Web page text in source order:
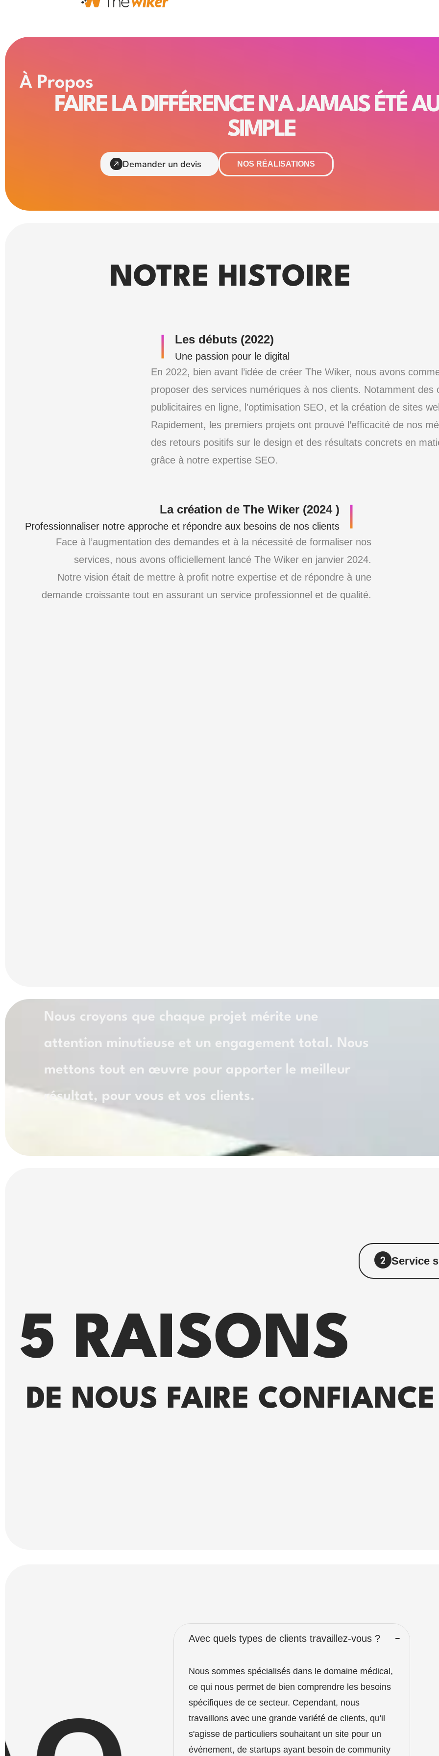
À Propos
FAIRE LA DIFFÉRENCE N'A JAMAIS ÉTÉ
SIMPLE
Demander un devis NOS RÉALISATIONS
NOTRE HISTOIRE
Les débuts (2022)
Une passion pour le digital
En 2022, bien avant l’idée de créer The Wiker, nous avons
proposer des services numériques à nos clients. Notamment des
publicitaires en ligne, l’optimisation SEO, et la création de sites
Rapidement, les premiers projets ont prouvé l’efficacité de nos
des retours positifs sur le design et des résultats concrets en
grâce à notre expertise SEO.
La création de The Wiker (2024 )
Professionnaliser notre approche et répondre aux besoins de nos clients
Face à l’augmentation des demandes et à la nécessité de formaliser nos
services, nous avons officiellement lancé The Wiker en janvier 2024.
Notre vision était de mettre à profit notre expertise et de répondre à une
demande croissante tout en assurant un service professionnel et de qualité.
Nous croyons que chaque projet mérite une
attention minutieuse et un engagement total. Nous
mettons tout en œuvre pour apporter le meilleur
résultat, pour vous et vos clients.
Service
5 RAISONS
DE NOUS FAIRE CONFIANCE
Avec quels types de clients travaillez-vous ?
Nous sommes spécialisés dans le domaine médical,
ce qui nous permet de bien comprendre les besoins
spécifiques de ce secteur. Cependant, nous
travaillons avec une grande variété de clients, qu'il
s'agisse de particuliers souhaitant un site pour un
événement, de startups ayant besoin de community